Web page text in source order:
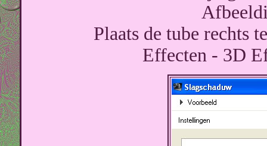
Plaats de tube rechts
Effecten - 3D